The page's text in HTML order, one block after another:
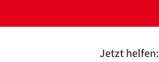
Jetzt helfen: